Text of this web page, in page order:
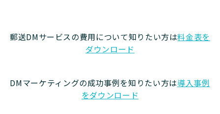
郵送DMサービスの費用について知りたい方は料金表を
ダウンロード
DMマーケティングの成功事例を知りたい方は導入事例
をダウンロード